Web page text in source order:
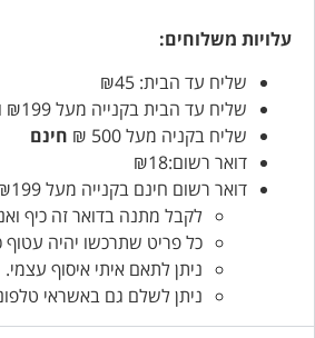
עלויות משלוחים:
שליח עד הבית: ₪45
שליח עד הבית בקנייה מעל ₪199 ועד 499- 20 ₪
שליח בקניה מעל 500 ₪
חינם
דואר רשום:₪18
דואר רשום חינם בקנייה מעל ₪199
לקבל מתנה בדואר זה כיף
כל פריט שתרכשו יהיה
ניתן לתאם איתי איסוף עצמי.
ניתן לשלם גם באשראי